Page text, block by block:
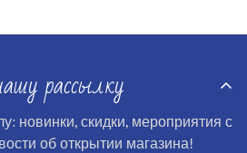
рассылку
новинки, скидки, мероприятия с
об открытии магазина!